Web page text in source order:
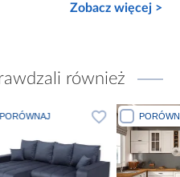
Zobacz więcej >
również
PORÓWNAJ